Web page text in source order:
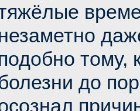
тому,
до